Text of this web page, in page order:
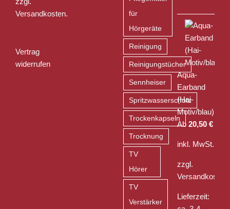
Versandkosten.
Vertrag
widerrufen
für
Hörgeräte
Reinigung
Reinigungstücher
Sennheiser
Spritzwasserschutz
Trockenkapseln
Trocknung
TV
Hörer
TV
Verstärker
Aqua-
Earband
(Hai-
Motiv/blau)
Ab 20,50 €
inkl. MwSt.
zzgl.
Versandkosten
Lieferzeit: